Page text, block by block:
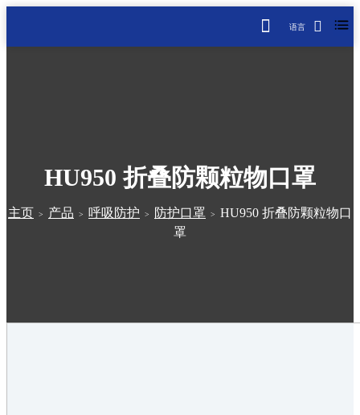
语言
HU950 折叠防颗粒物口罩
主页 > 产品 > 呼吸防护 > 防护口罩 > HU950 折叠防颗粒物口
罩